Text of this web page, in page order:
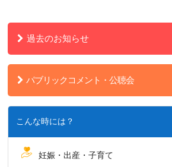
過去のお知らせ
パブリックコメント・公聴会
こんな時には？
妊娠・出産・子育て